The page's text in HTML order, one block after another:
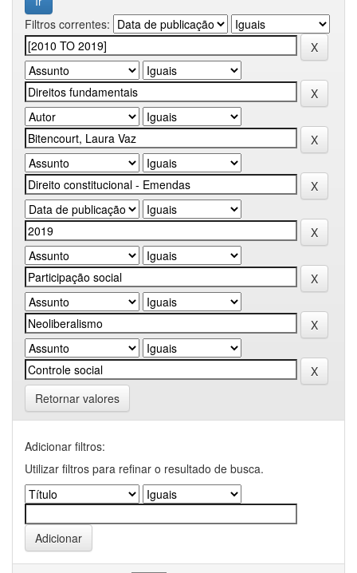
Filtros correntes:
Retornar valores
Adicionar filtros:
Utilizar filtros para refinar o resultado de busca.